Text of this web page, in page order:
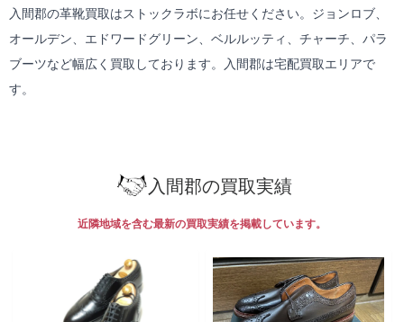
入間郡の革靴買取はストックラボにお任せください。ジョンロブ、
オールデン、エドワードグリーン、ベルルッティ、チャーチ、パラ
ブーツなど幅広く買取しております。入間郡は宅配買取エリアで
す。
入間郡の買取実績
近隣地域を含む最新の買取実績を掲載しています。